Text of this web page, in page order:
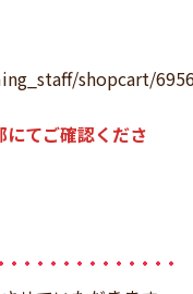
shopcart/
てご確認くださ